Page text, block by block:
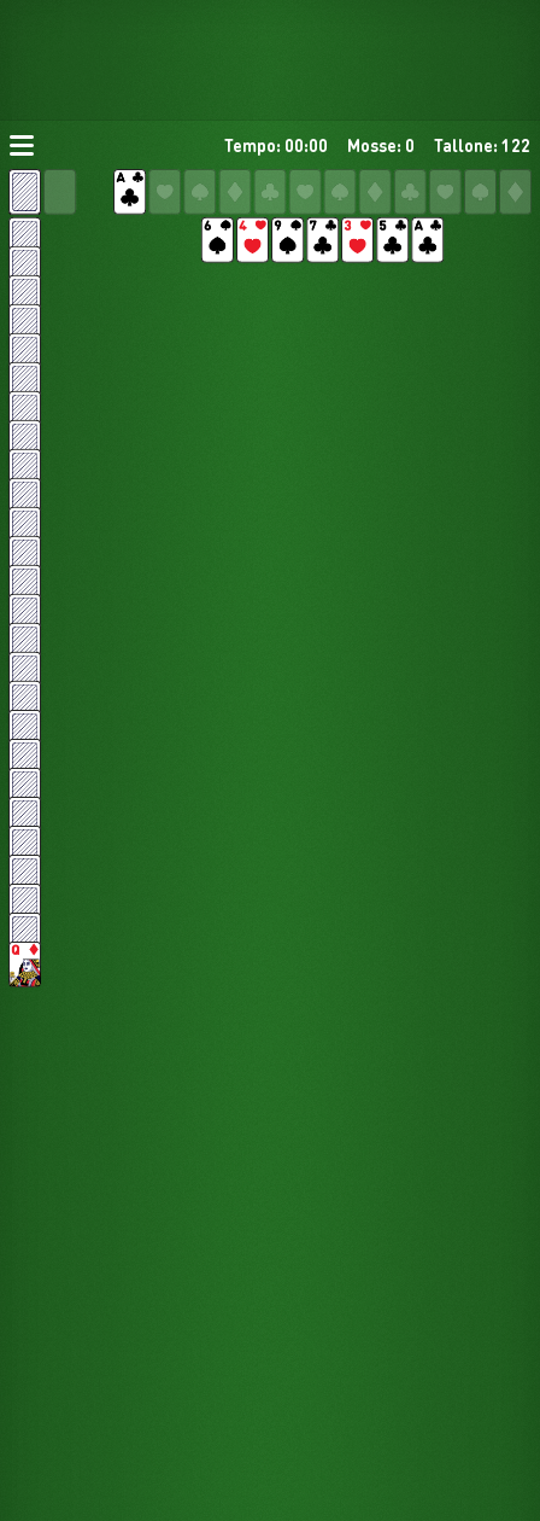
Tempo: 00:00 Mosse: 0 Tallone: 122